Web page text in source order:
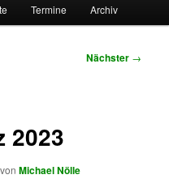
Termine Archiv
Nächster →
2023
vonMichael Nölle